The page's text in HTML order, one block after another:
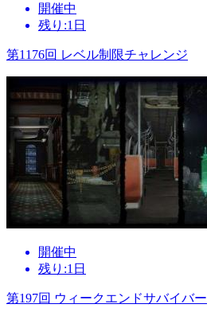
開催中
残り:1日
第1176回 レベル制限チャレンジ
開催中
残り:1日
第197回 ウィークエンドサバイバー